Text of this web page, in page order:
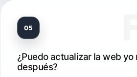
05
¿Puedo actualizar la web yo
después?